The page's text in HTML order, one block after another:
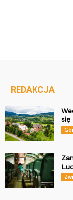
REDAKCJA
się